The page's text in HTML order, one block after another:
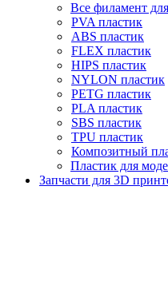
Все филамент
PVA пластик
ABS пластик
FLEX пластик
HIPS пластик
NYLON пластик
PETG пластик
PLA пластик
SBS пластик
TPU пластик
Композитный
Пластик для
Запчасти для 3D